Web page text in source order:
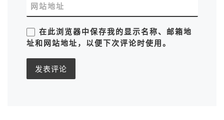
网站地址
在此浏览器中保存我的显示名称、邮箱地
址和网站地址，以便下次评论时使用。